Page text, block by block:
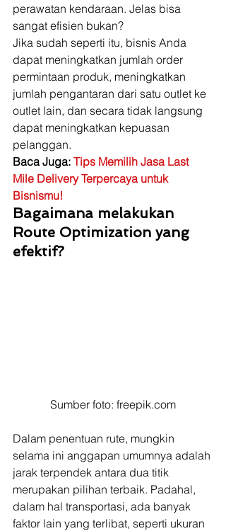
perawatan kendaraan. Jelas bisa
sangat efisien bukan?
Jika sudah seperti itu, bisnis Anda
dapat meningkatkan jumlah order
permintaan produk, meningkatkan
jumlah pengantaran dari satu outlet ke
outlet lain, dan secara tidak langsung
dapat meningkatkan kepuasan
pelanggan.
Baca Juga: Tips Memilih Jasa Last
Mile Delivery Terpercaya untuk
Bisnismu!
Bagaimana melakukan
Route Optimization yang
efektif?
Sumber foto: freepik.com
Dalam penentuan rute, mungkin
selama ini anggapan umumnya adalah
jarak terpendek antara dua titik
merupakan pilihan terbaik. Padahal,
dalam hal transportasi, ada banyak
faktor lain yang terlibat, seperti ukuran